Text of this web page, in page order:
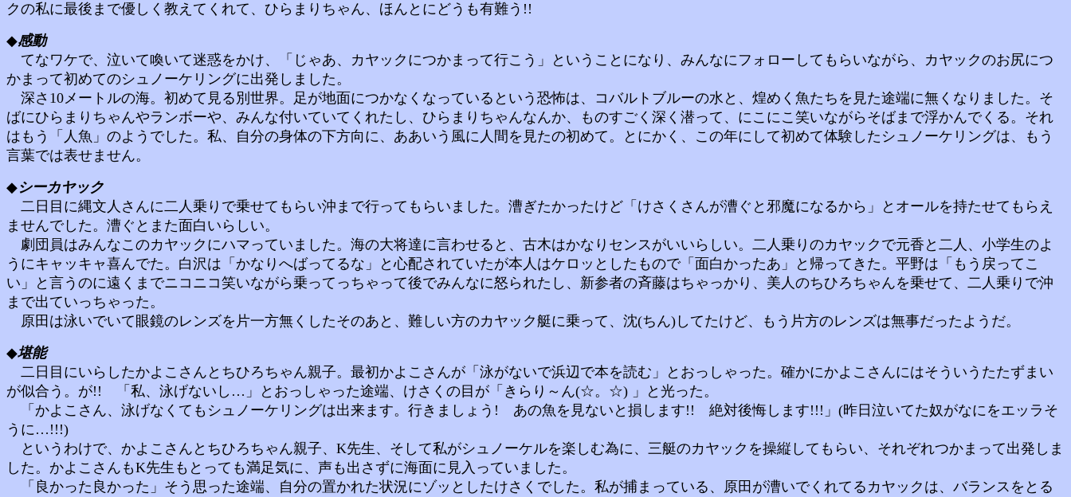
クの私に最後まで優しく教えてくれて、ひらまりちゃん、ほんとにどうも有難う!!
◆感動
てなワケで、泣いて喚いて迷惑をかけ、「じゃあ、カヤックにつかまって行こう」ということになり、みんなにフォローしてもらいながら、カヤックのお尻につ
かまって初めてのシュノーケリングに出発しました。
深さ10メートルの海。初めて見る別世界。足が地面につかなくなっているという恐怖は、コバルトブルーの水と、煌めく魚たちを見た途端に無くなりました。そ
ばにひらまりちゃんやランボーや、みんな付いていてくれたし、ひらまりちゃんなんか、ものすごく深く潜って、にこにこ笑いながらそばまで浮かんでくる。それ
はもう「人魚」のようでした。私、自分の身体の下方向に、ああいう風に人間を見たの初めて。とにかく、この年にして初めて体験したシュノーケリングは、もう
言葉では表せません。
◆シーカヤック
二日目に縄文人さんに二人乗りで乗せてもらい沖まで行ってもらいました。漕ぎたかったけど「けさくさんが漕ぐと邪魔になるから」とオールを持たせてもらえ
ませんでした。漕ぐとまた面白いらしい。
劇団員はみんなこのカヤックにハマっていました。海の大将達に言わせると、古木はかなりセンスがいいらしい。二人乗りのカヤックで元香と二人、小学生のよ
うにキャッキャ喜んでた。白沢は「かなりへばってるな」と心配されていたが本人はケロッとしたもので「面白かったあ」と帰ってきた。平野は「もう戻ってこ
い」と言うのに遠くまでニコニコ笑いながら乗ってっちゃって後でみんなに怒られたし、新参者の斉藤はちゃっかり、美人のちひろちゃんを乗せて、二人乗りで沖
まで出ていっちゃった。
原田は泳いでいて眼鏡のレンズを片一方無くしたそのあと、難しい方のカヤック艇に乗って、沈(ちん)してたけど、もう片方のレンズは無事だったようだ。
◆堪能
二日目にいらしたかよこさんとちひろちゃん親子。最初かよこさんが「泳がないで浜辺で本を読む」とおっしゃった。確かにかよこさんにはそういうたたずまい
が似合う。が!! 「私、泳げないし…」とおっしゃった途端、けさくの目が「きらり～ん(☆。☆) 」と光った。
「かよこさん、泳げなくてもシュノーケリングは出来ます。行きましょう! あの魚を見ないと損します!! 絶対後悔します!!!」(昨日泣いてた奴がなにをエッラそ
うに…!!!)
というわけで、かよこさんとちひろちゃん親子、K先生、そして私がシュノーケルを楽しむ為に、三艇のカヤックを操縦してもらい、それぞれつかまって出発しま
した。かよこさんもK先生もとっても満足気に、声も出さずに海面に見入っていました。
「良かった良かった」そう思った途端、自分の置かれた状況にゾッとしたけさくでした。私が捕まっている、原田が漕いでくれてるカヤックは、バランスをとる